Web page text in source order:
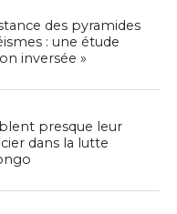
des pyramides
: une étude
inversée »
presque leur
dans la lutte